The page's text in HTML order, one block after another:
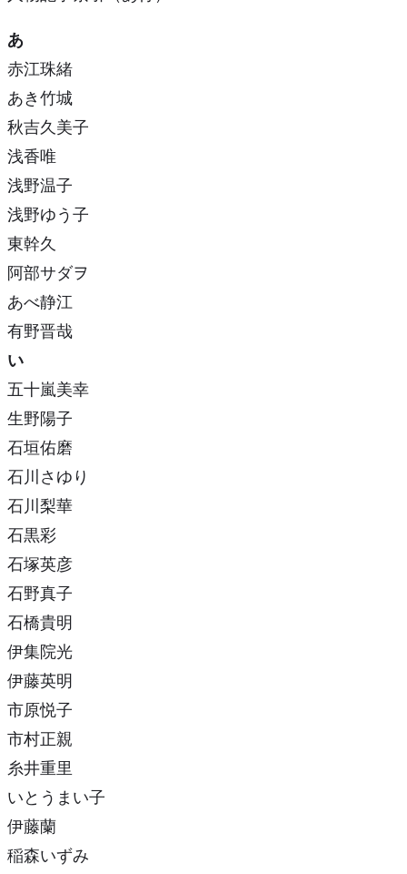
あ
赤江珠緒
あき竹城
秋吉久美子
浅香唯
浅野温子
浅野ゆう子
東幹久
阿部サダヲ
あべ静江
有野晋哉
い
五十嵐美幸
生野陽子
石垣佑磨
石川さゆり
石川梨華
石黒彩
石塚英彦
石野真子
石橋貴明
伊集院光
伊藤英明
市原悦子
市村正親
糸井重里
いとうまい子
伊藤蘭
稲森いずみ